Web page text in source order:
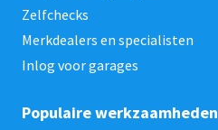
Zelfchecks
Merkdealers en specialisten
Inlog voor garages
Populaire werkzaamheden